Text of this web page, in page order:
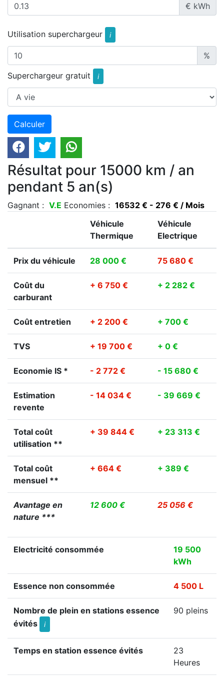
€ kWh
Utilisation superchargeur i
%
Superchargeur gratuit
i
Résultat pour 15000 km / an
pendant 5 an(s)
Gagnant : V.E Economies : 16532 € - 276 € / Mois
Véhicule
Thermique
Véhicule
Electrique
Prix du véhicule 28 000 € 75 680 €
Coût du
carburant
+ 6 750 € + 2 282 €
Coût entretien + 2 200 € + 700 €
TVS + 19 700 € + 0 €
Economie IS * - 2 772 € - 15 680 €
Estimation
revente
- 14 034 € - 39 669 €
Total coût
utilisation **
+ 39 844 € + 23 313 €
Total coût
mensuel **
+ 664 € + 389 €
Avantage en
nature ***
12 600 € 25 056 €
Electricité consommée
19 500
kWh
Essence non consommée 4 500 L
Nombre de plein en stations essence
évités
i
90 pleins
Temps en station essence évités
23
Heures